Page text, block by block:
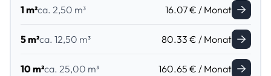
1 m²ca. 2,50 m³ 16.07 € / Monat
5 m²ca. 12,50 m³ 80.33 € / Monat
10 m²ca. 25,00 m³ 160.65 € / Monat